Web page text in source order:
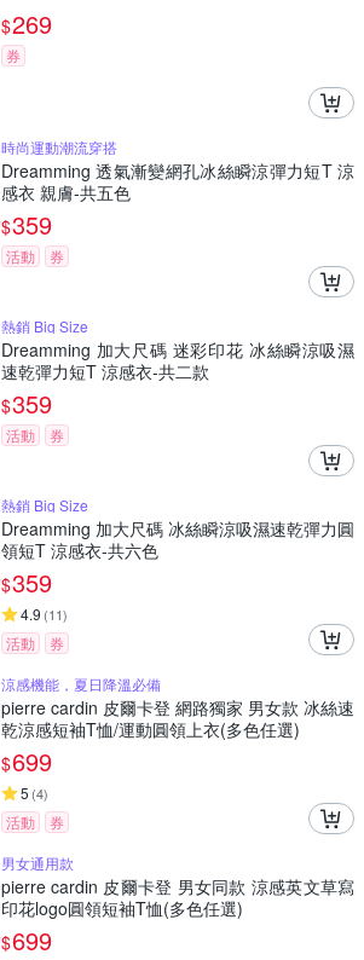
$269
券
時尚運動潮流穿搭
Dreamming 透氣漸變網孔冰絲瞬涼彈力短T 涼
感衣 親膚-共五色
$359
活動 券
熱銷 Big Size
Dreamming 加大尺碼 迷彩印花 冰絲瞬涼吸濕
速乾彈力短T 涼感衣-共二款
$359
活動 券
熱銷 Big Size
Dreamming 加大尺碼 冰絲瞬涼吸濕速乾彈力圓
領短T 涼感衣-共六色
$359
4.9 (11)
活動
券
涼感機能，夏日降溫必備
pierre cardin 皮爾卡登 網路獨家 男女款 冰絲速
乾涼感短袖T恤/運動圓領上衣(多色任選)
$699
5 (4)
活動
券
男女通用款
pierre cardin 皮爾卡登 男女同款 涼感英文草寫
印花logo圓領短袖T恤(多色任選)
$699